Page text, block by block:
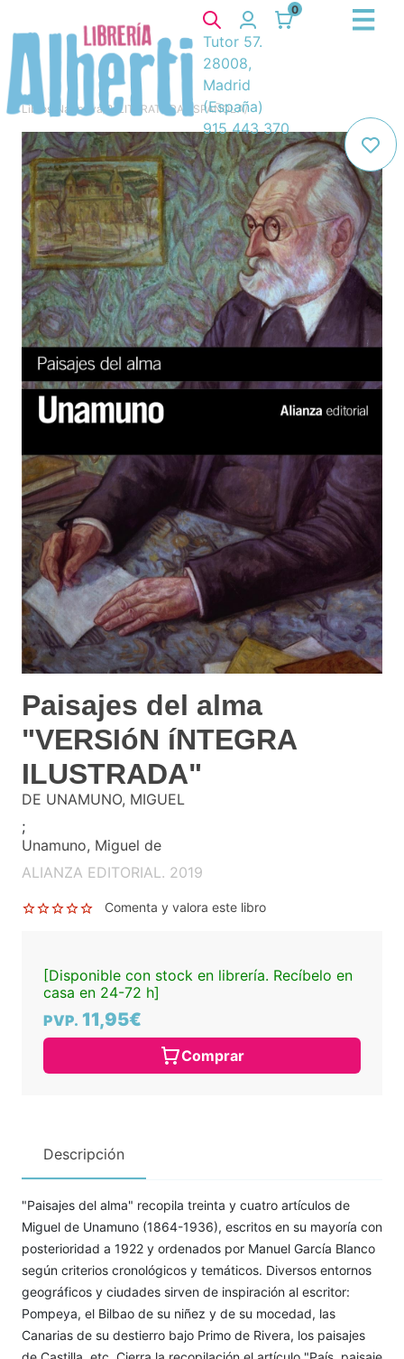
0
Tutor 57.
28008,
Madrid
(España)
915 443 370
Libros Narrativa/ 8. LITERATURA ESPAÑOLA/
Paisajes del alma
"VERSIóN íNTEGRA
ILUSTRADA"
DE UNAMUNO, MIGUEL
;
Unamuno, Miguel de
ALIANZA EDITORIAL. 2019
Comenta y valora este libro
[Disponible con stock en librería. Recíbelo en
casa en 24-72 h]
PVP. 11,95€
Comprar
Descripción
"Paisajes del alma" recopila treinta y cuatro artículos de
Miguel de Unamuno (1864-1936), escritos en su mayoría con
posterioridad a 1922 y ordenados por Manuel García Blanco
según criterios cronológicos y temáticos. Diversos entornos
geográficos y ciudades sirven de inspiración al escritor:
Pompeya, el Bilbao de su niñez y de su mocedad, las
Canarias de su destierro bajo Primo de Rivera, los paisajes